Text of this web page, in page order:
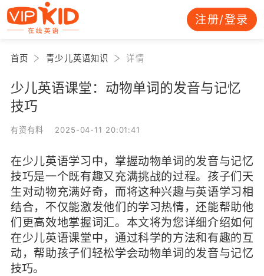
注册/登录
首页 青少儿英语知识 详情
少儿英语课堂：动物单词的发音与记忆
技巧
有资有料 2025-04-11 20:01:41
在少儿英语学习中，掌握动物单词的发音与记忆
技巧是一个既有趣又充满挑战的过程。孩子们天
生对动物充满好奇，而将这种兴趣与英语学习相
结合，不仅能激发他们的学习热情，还能帮助他
们更高效地掌握词汇。本文将为您详细介绍如何
在少儿英语课堂中，通过科学的方法和有趣的互
动，帮助孩子们轻松学会动物单词的发音与记忆
技巧。